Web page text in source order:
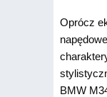
Oprócz
BMW